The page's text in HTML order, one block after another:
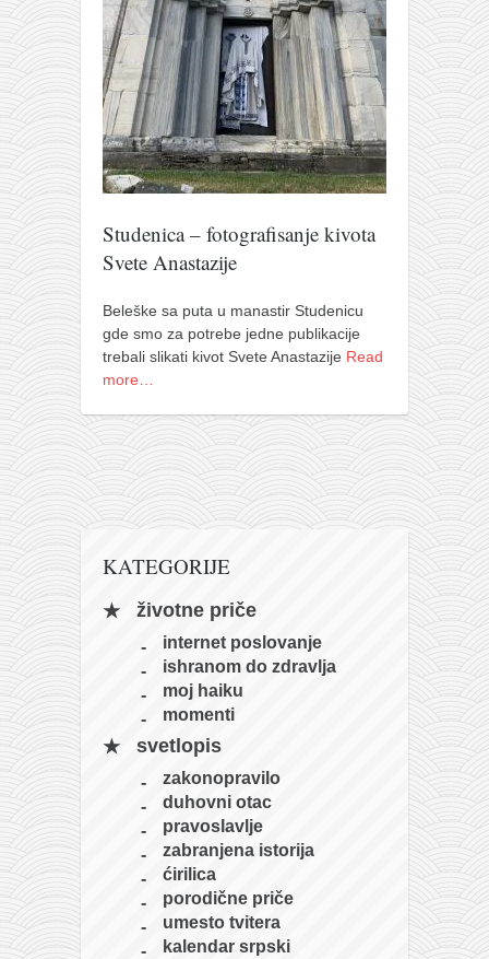
pravoslavlje
zabranjena istorija
ćirilica
porodične priče
umesto tvitera
kalendar srpski
azbuki i knjige
Okinava karate
najnovije na blogu
moje beleške
istorija karatea
karate
kihon
naihanchi
temashiwari
nunchaku
timbei rochin
tsunami dojo
program
snimci nastupa
Studenica – fotografisanje kivota
Svete Anastazije
Beleške sa puta u manastir Studenicu
gde smo za potrebe jedne publikacije
trebali slikati kivot Svete Anastazije Read
more…
KATEGORIJE
životne priče
internet poslovanje
ishranom do zdravlja
moj haiku
momenti
svetlopis
zakonopravilo
duhovni otac
pravoslavlje
zabranjena istorija
ćirilica
porodične priče
umesto tvitera
kalendar srpski